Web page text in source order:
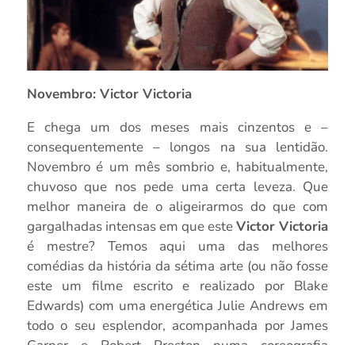
Novembro: Victor Victoria
E chega um dos meses mais cinzentos e –
consequentemente – longos na sua lentidão.
Novembro é um mês sombrio e, habitualmente,
chuvoso que nos pede uma certa leveza. Que
melhor maneira de o aligeirarmos do que com
gargalhadas intensas em que esteVictor Victoria
é mestre? Temos aqui uma das melhores
comédias da história da sétima arte (ou não fosse
este um filme escrito e realizado por Blake
Edwards) com uma energética Julie Andrews em
todo o seu esplendor, acompanhada por James